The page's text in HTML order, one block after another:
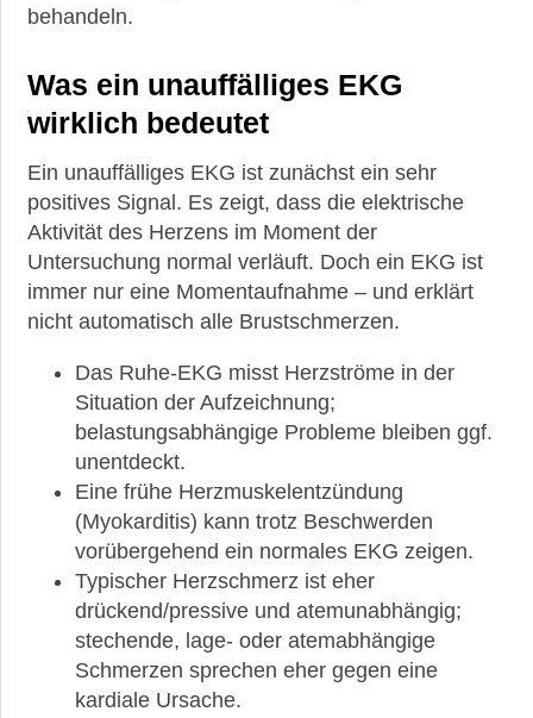
behandeln.
Was ein unauffälliges EKG
wirklich bedeutet
Ein unauffälliges EKG ist zunächst ein sehr
positives Signal. Es zeigt, dass die elektrische
Aktivität des Herzens im Moment der
Untersuchung normal verläuft. Doch ein EKG ist
immer nur eine Momentaufnahme – und erklärt
nicht automatisch alle Brustschmerzen.
Das Ruhe-EKG misst Herzströme in der
Situation der Aufzeichnung;
belastungsabhängige Probleme bleiben ggf.
unentdeckt.
Eine frühe Herzmuskelentzündung
(Myokarditis) kann trotz Beschwerden
vorübergehend ein normales EKG zeigen.
Typischer Herzschmerz ist eher
drückend/pressive und atemunabhängig;
stechende, lage- oder atemabhängige
Schmerzen sprechen eher gegen eine
kardiale Ursache.